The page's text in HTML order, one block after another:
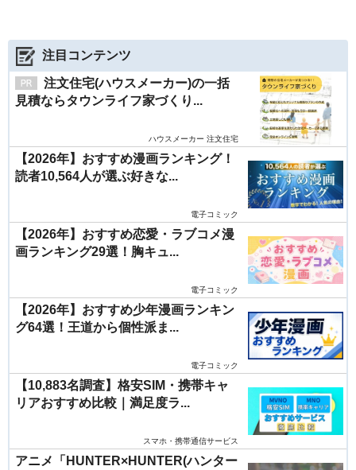
注目コンテンツ
注文住宅(ハウスメーカー)の一括
見積ならタウンライフ家づくり...
ハウスメーカー 注文住宅
【2026年】おすすめ漫画ランキング！
読者10,564人が選ぶ好きな...
電子コミック
【2026年】おすすめ恋愛・ラブコメ漫
画ランキング29選！胸キュ...
電子コミック
【2026年】おすすめ少年漫画ランキン
グ64選！王道から個性派ま...
電子コミック
【10,883名調査】格安SIM・携帯キャ
リアおすすめ比較｜満足度ラ...
スマホ・携帯通信サービス
アニメ「HUNTER×HUNTER(ハンター